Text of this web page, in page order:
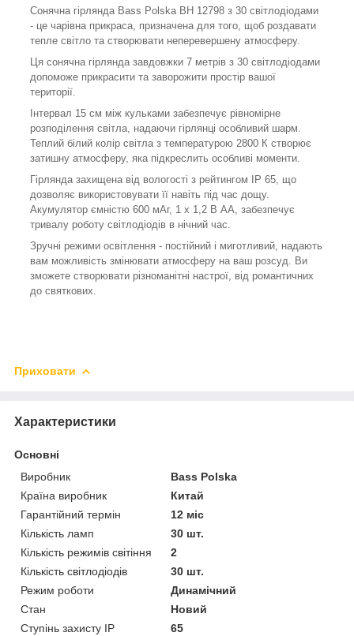
Сонячна гірлянда Bass Polska BH 12798 з 30 світлодіодами
- це чарівна прикраса, призначена для того, щоб роздавати
тепле світло та створювати неперевершену атмосферу.
Ця сонячна гірлянда завдовжки 7 метрів з 30 світлодіодами
допоможе прикрасити та заворожити простір вашої
території.
Інтервал 15 см між кульками забезпечує рівномірне
розподілення світла, надаючи гірлянці особливий шарм.
Теплий білий колір світла з температурою 2800 К створює
затишну атмосферу, яка підкреслить особливі моменти.
Гірлянда захищена від вологості з рейтингом IP 65, що
дозволяє використовувати її навіть під час дощу.
Акумулятор ємністю 600 мАг, 1 х 1,2 В AA, забезпечує
тривалу роботу світлодіодів в нічний час.
Зручні режими освітлення - постійний і миготливий, надають
вам можливість змінювати атмосферу на ваш розсуд. Ви
зможете створювати різноманітні настрої, від романтичних
до святкових.
Приховати
Характеристики
Основні
Виробник
Bass Polska
Країна виробник
Китай
Гарантійний термін
12 міс
Кількість ламп
30 шт.
Кількість режимів світіння
2
Кількість світлодіодів
30 шт.
Режим роботи
Динамічний
Стан
Новий
Ступінь захисту IP
65